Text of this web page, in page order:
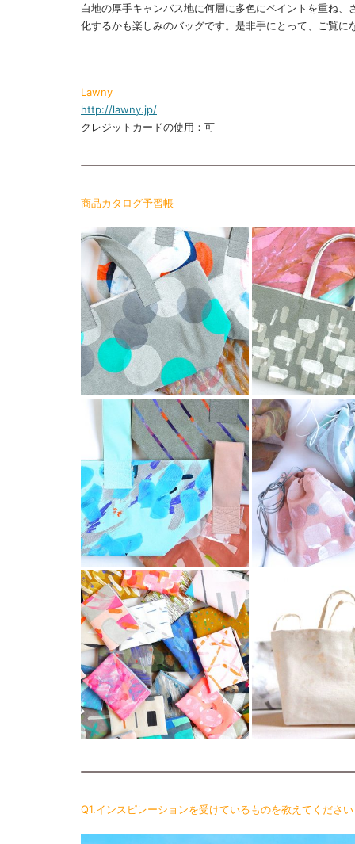
白地の厚手キャンバス地に何層に多色にペイントを重ね
化するかも楽しみのバッグです。是非手にとって、ご覧に
Lawny
http://lawny.jp/
クレジットカードの使用：可
商品カタログ予習帳
Q1.インスピレーションを受けているものを教えてください